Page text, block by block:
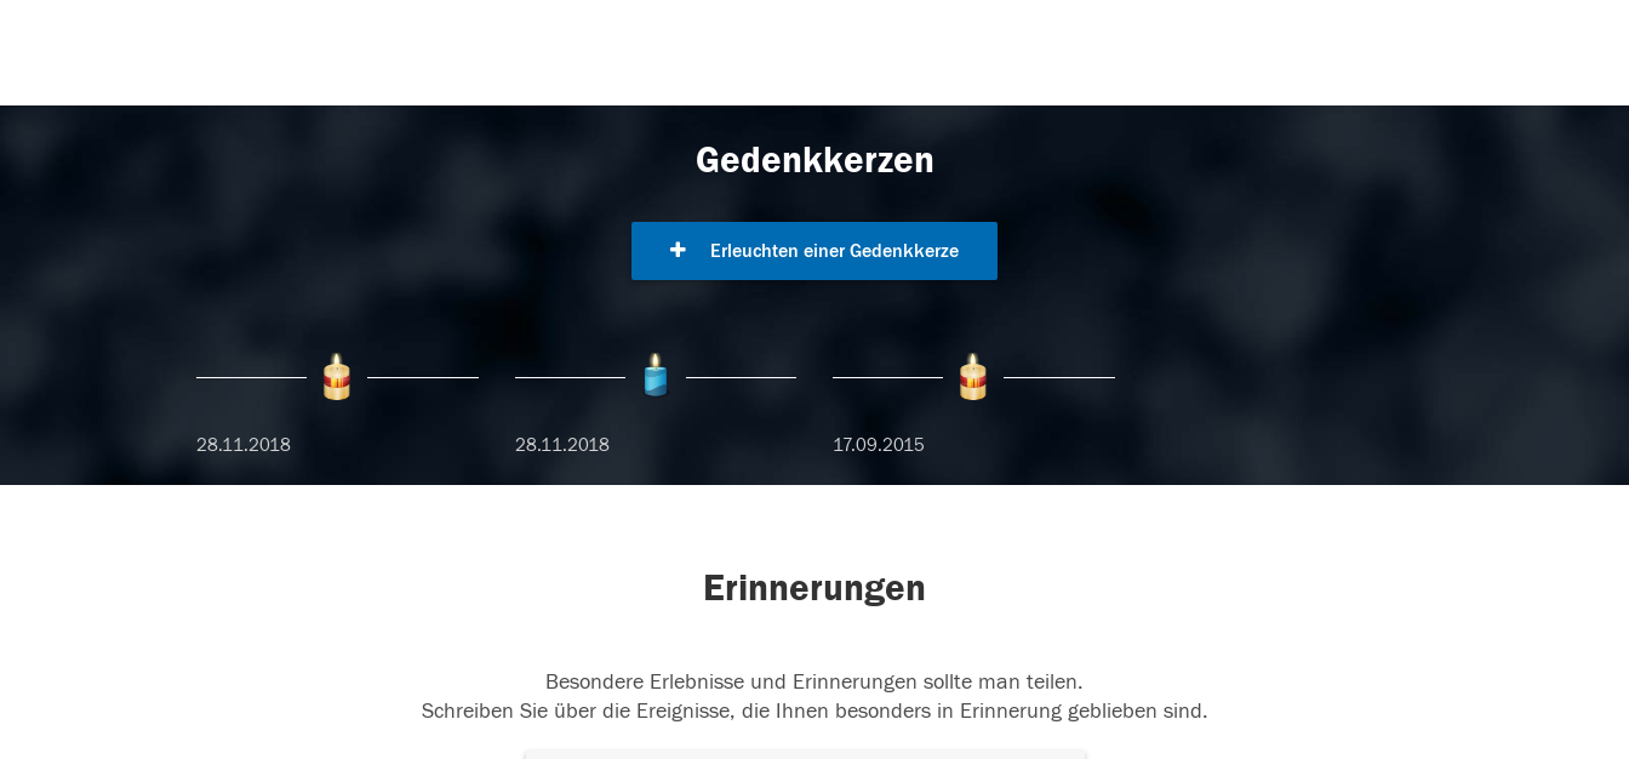
Gedenkkerzen
Erleuchten einer Gedenkkerze
28.11.2018 28.11.2018 17.09.2015
Erinnerungen
Besondere Erlebnisse und Erinnerungen sollte man teilen.
Schreiben Sie über die Ereignisse, die Ihnen besonders in Erinnerung geblieben sind.